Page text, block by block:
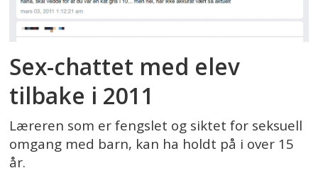
Sex-chattet med elev
tilbake i 2011
Læreren som er fengslet og siktet for seksuell
omgang med barn, kan ha holdt på i over 15
år.